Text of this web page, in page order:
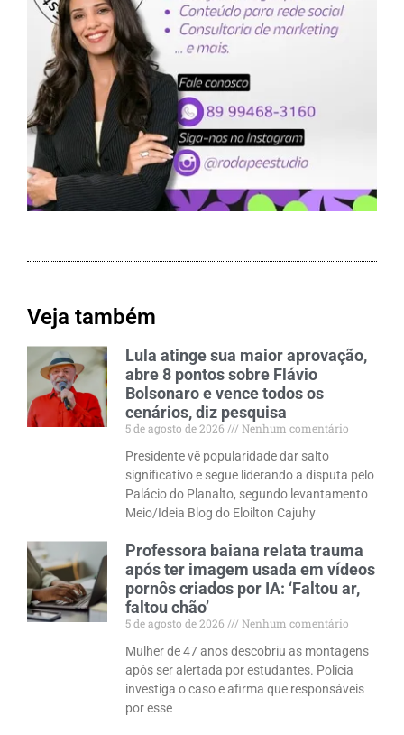
Veja também
Lula atinge sua maior aprovação,
abre 8 pontos sobre Flávio
Bolsonaro e vence todos os
cenários, diz pesquisa
5 de agosto de 2026
Nenhum comentário
Presidente vê popularidade dar salto
significativo e segue liderando a disputa pelo
Palácio do Planalto, segundo levantamento
Meio/Ideia Blog do Eloilton Cajuhy
Professora baiana relata trauma
após ter imagem usada em vídeos
pornôs criados por IA: ‘Faltou ar,
faltou chão’
5 de agosto de 2026
Nenhum comentário
Mulher de 47 anos descobriu as montagens
após ser alertada por estudantes. Polícia
investiga o caso e afirma que responsáveis
por esse